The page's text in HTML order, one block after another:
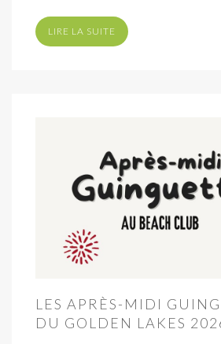
LIRE LA SUITE
LES APRÈS-MIDI
DU GOLDEN LAKES